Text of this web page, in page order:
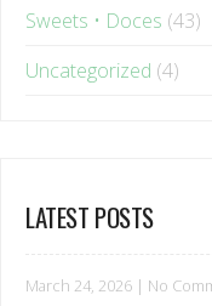
Uncategorized(4)
O que muda no